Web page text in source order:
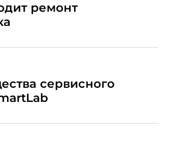
ремонт
сервисного